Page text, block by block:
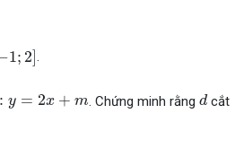
1; 2]
1; 2] .
: y = 2x + m
y =2x+m . Chứng minh rằngd
dcắt